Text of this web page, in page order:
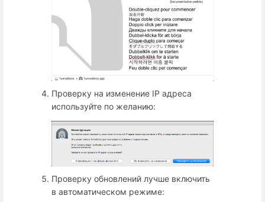
Проверку на изменение IP адреса
используйте по желанию:
Проверку обновлений лучше включить
в автоматическом режиме: